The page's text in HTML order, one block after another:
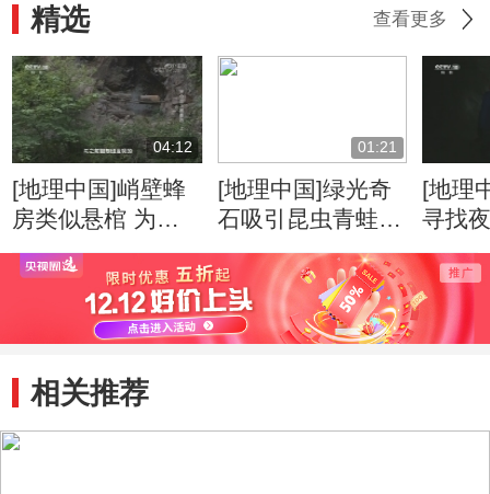
精选 查看更多
04:12
[地理中国]峭壁蜂
房类似悬棺 为何
汉中养蜂人这样
做？
01:21
[地理中国]绿光奇
石吸引昆虫青蛙赴
死亡之约
[地理
寻找
异绿
相关推荐